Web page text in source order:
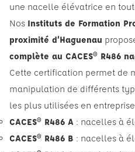
une nacelle élévatrice en
Nos Instituts de Formation
proximité d’Haguenau
complète au CACES® R486
Cette certification permet de
manipulation de différents
les plus utilisées en
CACES® R486 A : nacelles à
CACES® R486 B : nacelles à